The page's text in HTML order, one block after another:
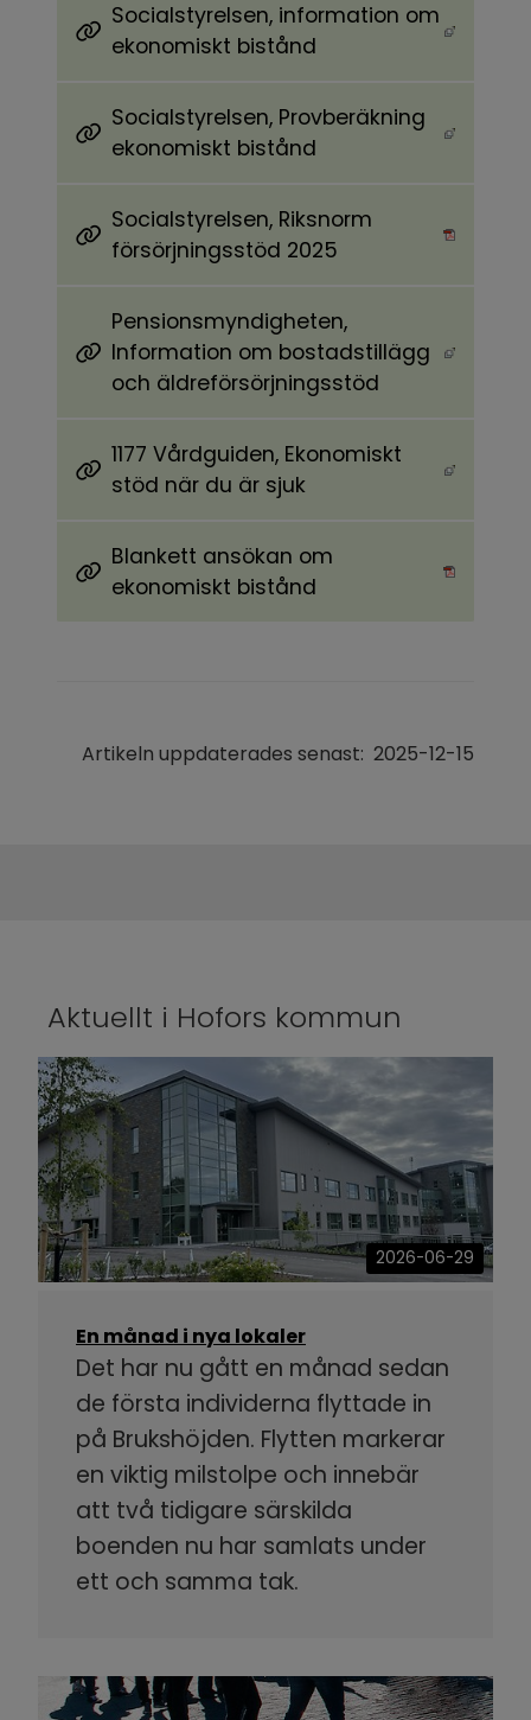
Socialstyrelsen, information om
ekonomiskt bistånd
Länk till annan webbplats, öppnas i nytt
Socialstyrelsen, Provberäkning
ekonomiskt bistånd
Länk till annan webbplats, öppnas i nytt
Socialstyrelsen, Riksnorm
försörjningsstöd 2025
Pdf, länk till annan webbplats, öppnas i nytt
Pensionsmyndigheten,
Information om bostadstillägg
och äldreförsörjningsstöd
Länk till annan webbplats, öppnas i nytt
1177 Vårdguiden, Ekonomiskt
stöd när du är sjuk
Länk till annan webbplats, öppnas i nytt
Blankett ansökan om
ekonomiskt bistånd
Pdf, 658.3 kB, öppnas i nytt fönster.
Artikeln uppdaterades senast: 2025-12-15
Aktuellt i Hofors kommun
2026-06-29
En månad i nya lokaler
Det har nu gått en månad sedan
de första individerna flyttade in
på Brukshöjden. Flytten markerar
en viktig milstolpe och innebär
att två tidigare särskilda
boenden nu har samlats under
ett och samma tak.